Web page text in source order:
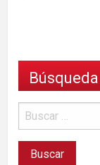
Búsqueda